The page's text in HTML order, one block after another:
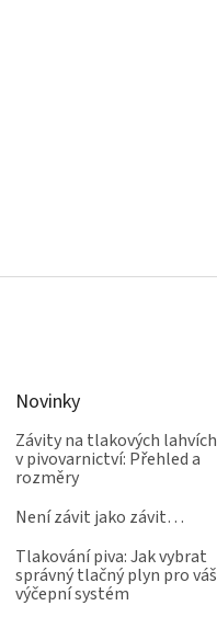
Novinky
Závity na tlakových lahvích
v pivovarnictví: Přehled a
rozměry
Není závit jako závit…
Tlakování piva: Jak vybrat
správný tlačný plyn pro váš
výčepní systém